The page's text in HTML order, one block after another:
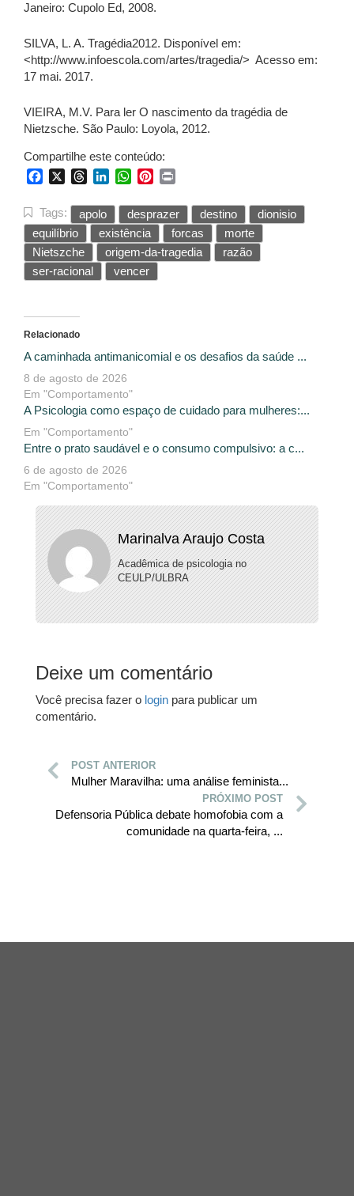
Janeiro: Cupolo Ed, 2008.
SILVA, L. A. Tragédia2012. Disponível em:
<http://www.infoescola.com/artes/tragedia/> Acesso em:
17 mai. 2017.
VIEIRA, M.V. Para ler O nascimento da tragédia de
Nietzsche. São Paulo: Loyola, 2012.
Compartilhe este conteúdo:
FacebookThreadsLinkedInWhatsApp
Pinterest
Tags: apolo desprazer destino
dionisio
equilíbrio
existência forcas
morte
Nietszche
origem-da-tragedia
razão
ser-racional
vencer
Relacionado
A caminhada antimanicomial e os desafios da saúde ...
8 de agosto de 2026
Em "Comportamento"
A Psicologia como espaço de cuidado para mulheres:...
Em "Comportamento"
Entre o prato saudável e o consumo compulsivo: a c...
6 de agosto de 2026
Em "Comportamento"
Marinalva Araujo Costa
Acadêmica de psicologia no
CEULP/ULBRA
Deixe um comentário
Você precisa fazer o login para publicar um
comentário.
POST ANTERIOR
Mulher Maravilha: uma análise feminista...
PRÓXIMO POST
Defensoria Pública debate homofobia com a
comunidade na quarta-feira, ...